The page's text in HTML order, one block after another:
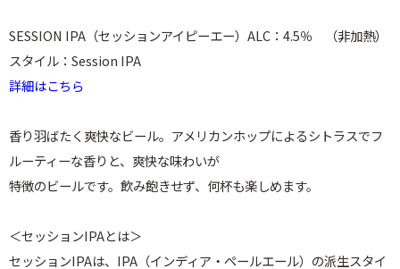
SESSION IPA（セッションアイピーエー）ALC：4.5％ （非加熱）
スタイル：Session IPA
詳細はこちら
香り羽ばたく爽快なビール。アメリカンホップによるシトラスでフ
ルーティーな香りと、爽快な味わいが
特徴のビールです。飲み飽きせず、何杯も楽しめます。
＜セッションIPAとは＞
セッションIPAは、IPA（インディア・ペールエール）の派生スタイ